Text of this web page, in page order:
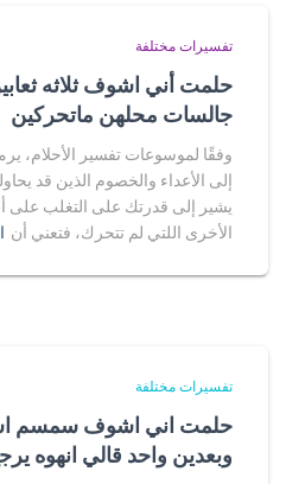
تفسيرات مختلفة
حلمت أني اشوف ثلاثه
جالسات محلهن ماتحركين
وفقًا لموسوعات تفسير الأحلام،
إلى الأعداء والخصوم الذين قد
يشير إلى قدرتك على التغلب على
الأخرى اللتي لم تتحرك، فتعني أن
تفسيرات مختلفة
حلمت اني اشوف سمسم
وبعدين واحد قالي انهوه